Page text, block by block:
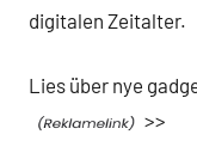
digitalen Zeitalter.
Lies über nye
>>